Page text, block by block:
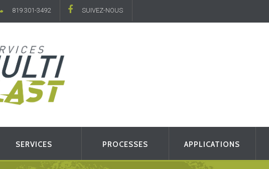
819 301-3492 SUIVEZ-NOUS
SERVICES PROCESSES APPLICATIONS